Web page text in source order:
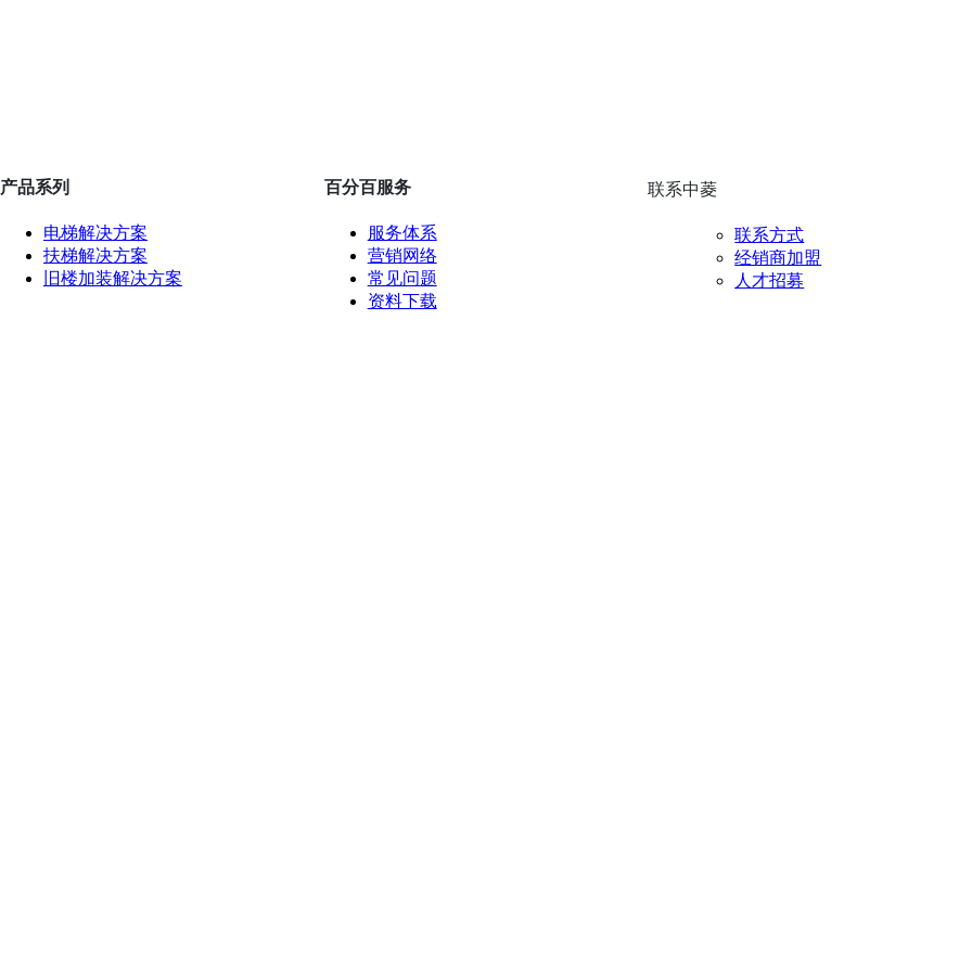
产品系列
电梯解决方案
扶梯解决方案
旧楼加装解决方案
百分百服务
服务体系
营销网络
常见问题
资料下载
联系中菱
联系方式
经销商加盟
人才招募